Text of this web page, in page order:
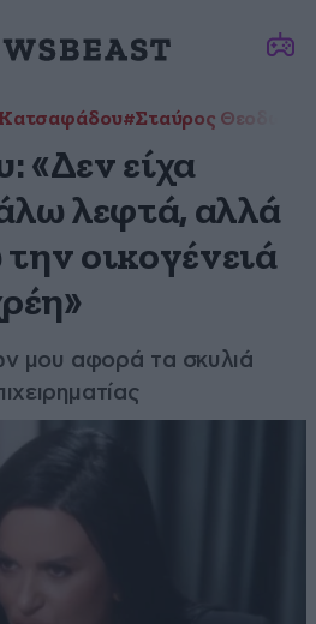
#Σταύρος
«Δεν είχα
λεφτά, αλλά
οικογένειά
μου αφορά τα σκυλιά